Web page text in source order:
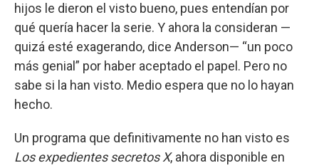
hijos le dieron el visto bueno, pues entendían por
qué quería hacer la serie. Y ahora la consideran —
quizá esté exagerando, dice Anderson— “un poco
más genial” por haber aceptado el papel. Pero no
sabe si la han visto. Medio espera que no lo hayan
hecho.
Un programa que definitivamente no han visto es
Los expedientes secretos X, ahora disponible en